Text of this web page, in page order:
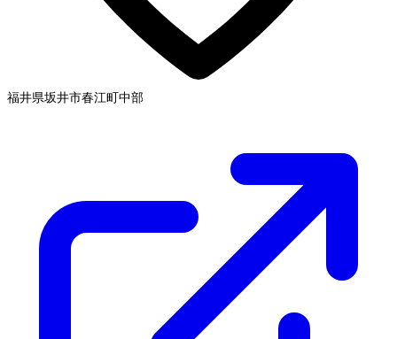
福井県坂井市春江町中部